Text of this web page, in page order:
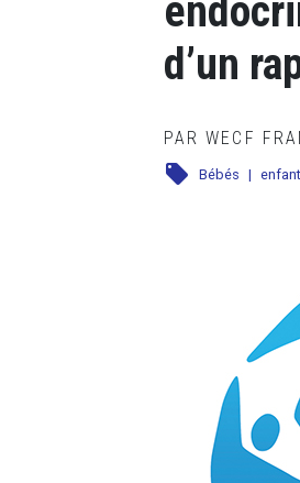
d’un
PAR WECF
local_offer Bébés | enfant